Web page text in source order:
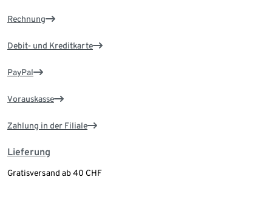
Rechnung
Debit- und Kreditkarte
PayPal
Vorauskasse
Zahlung in der Filiale
Lieferung
Gratisversand ab 40 CHF